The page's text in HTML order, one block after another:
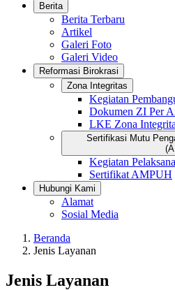
Berita
Berita Terbaru
Artikel
Galeri Foto
Galeri Video
Reformasi Birokrasi
Zona Integritas
Kegiatan
Dokumen ZI Per
LKE Zona
Sertifikasi Mutu
Kegiatan
Sertifikat AMPUH
Hubungi Kami
Alamat
Sosial Media
Beranda
Jenis Layanan
Jenis Layanan